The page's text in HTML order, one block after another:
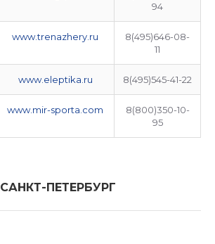
94
www.trenazhery.ru
8(495)646-08-
11
www.eleptika.ru 8(495)545-41-22
www.mir-sporta.com
8(800)350-10-
95
САНКТ-ПЕТЕРБУРГ